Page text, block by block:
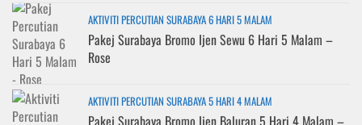
AKTIVITI PERCUTIAN SURABAYA 6 HARI 5 MALAM
Pakej Surabaya Bromo Ijen Sewu 6 Hari 5 Malam –
Rose
AKTIVITI PERCUTIAN SURABAYA 5 HARI 4 MALAM
Pakej Surabaya Bromo Ijen Baluran 5 Hari 4 Malam –